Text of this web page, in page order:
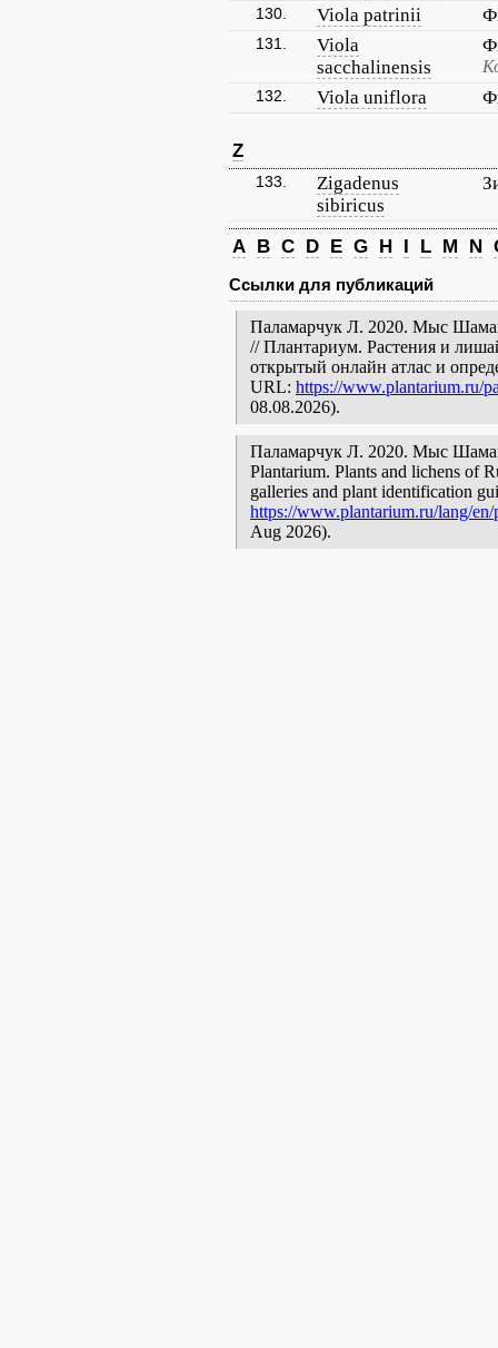
130. Viola patrinii
131.
Viola
sacchalinensis
132. Viola uniflora
Z
133.
Zigadenus
sibiricus
A B C D E G H I L M N
Ссылки для публикаций
Паламарчук Л. 2020. Мыс
// Плантариум. Растения и
открытый онлайн атлас и
URL: https://www.plantarium.ru/
08.08.2026).
Паламарчук Л. 2020. Мыс
Plantarium. Plants and lichens of
galleries and plant identification
https://www.plantarium.ru/lang/
Aug 2026).